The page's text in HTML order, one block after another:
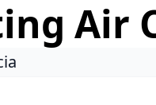
Air